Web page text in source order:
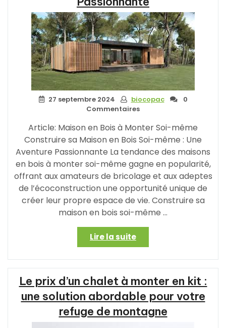
à
Monter
Vous-
même
:
Une
Solution
Pratique
et
Écologique »
27 septembre 2024 biocopac
0
Commentaires
Article: Maison en Bois à Monter Soi-même
Construire sa Maison en Bois Soi-même : Une
Aventure Passionnante La tendance des maisons
en bois à monter soi-même gagne en popularité,
offrant aux amateurs de bricolage et aux adeptes
de l’écoconstruction une opportunité unique de
créer leur propre espace de vie. Construire sa
maison en bois soi-même …
Lire la suite« Construisez
Votre
Maison
en
Bois
à
Monter
Soi-
Le prix d’un chalet à monter en kit :
une solution abordable pour votre
refuge de montagne